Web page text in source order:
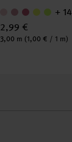
+ 14
2,99 €
Inhalt:
3,00 m (1,00 € / 1 m)